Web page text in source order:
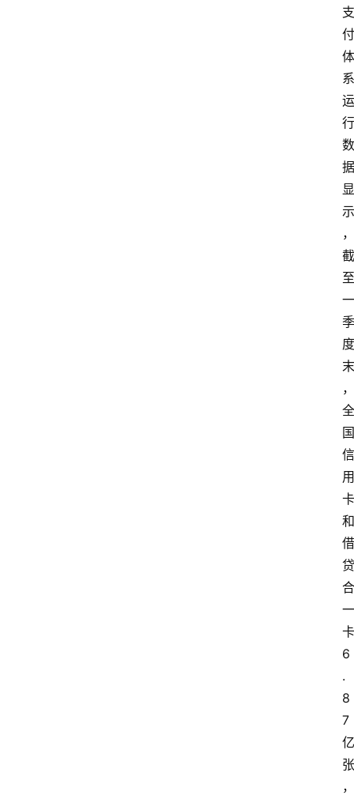
支
付
体
系
运
行
数
据
显
示
，
截
至
一
季
度
末
，
全
国
信
用
卡
和
借
贷
合
一
卡
6
.
8
7
亿
张
，